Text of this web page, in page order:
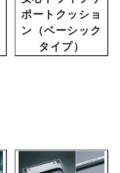
ポートクッショ
ン（ベーシック
タイプ）